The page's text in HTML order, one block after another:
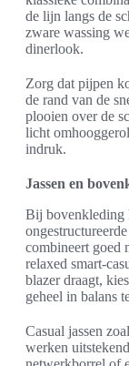
de lijn langs de
zware wassing
dinerlook.
Zorg dat pijpen
de rand van de
plooien over de
licht
indruk.
Jassen en
Bij bovenkleding
combineert goed
relaxed smart-
blazer draagt,
geheel in balans
Casual jassen
werken